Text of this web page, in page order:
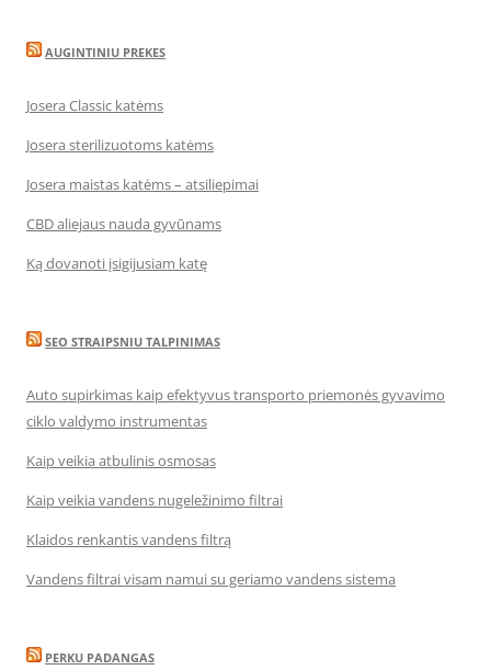
AUGINTINIU PREKES
Josera Classic katėms
Josera sterilizuotoms katėms
Josera maistas katėms – atsiliepimai
CBD aliejaus nauda gyvūnams
Ką dovanoti įsigijusiam katę
SEO STRAIPSNIU TALPINIMAS
Auto supirkimas kaip efektyvus transporto priemonės gyvavimo
ciklo valdymo instrumentas
Kaip veikia atbulinis osmosas
Kaip veikia vandens nugeležinimo filtrai
Klaidos renkantis vandens filtrą
Vandens filtrai visam namui su geriamo vandens sistema
PERKU PADANGAS